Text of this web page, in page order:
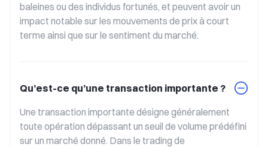
baleines ou des individus fortunés, et peuvent avoir un
impact notable sur les mouvements de prix à court
terme ainsi que sur le sentiment du marché.
Qu’est-ce qu’une transaction importante ?
Une transaction importante désigne généralement
toute opération dépassant un seuil de volume prédéfini
sur un marché donné. Dans le trading de